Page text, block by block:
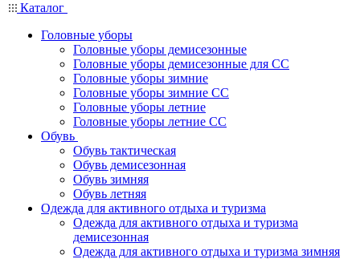
Каталог
Головные уборы
Головные уборы демисезонные
Головные уборы демисезонные для СС
Головные уборы зимние
Головные уборы зимние СС
Головные уборы летние
Головные уборы летние СС
Обувь
Обувь тактическая
Обувь демисезонная
Обувь зимняя
Обувь летняя
Одежда для активного отдыха и туризма
Одежда для активного отдыха и туризма
демисезонная
Одежда для активного отдыха и туризма зимняя